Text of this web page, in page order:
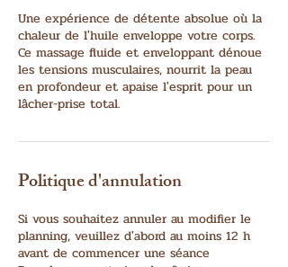
Une expérience de détente absolue où la
chaleur de l'huile enveloppe votre corps.
Ce massage fluide et enveloppant dénoue
les tensions musculaires, nourrit la peau
en profondeur et apaise l'esprit pour un
lâcher-prise total.
Politique d'annulation
Si vous souhaitez annuler au modifier le
planning, veuillez d'abord au moins 12 h
avant de commencer une séance